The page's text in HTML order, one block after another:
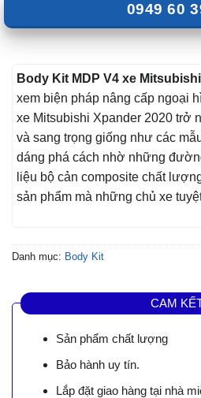
0949 60
Body Kit MDP V4 xe
xem biện pháp nâng cấp ngoại
xe Mitsubishi Xpander 2020 trở
và sang trọng giống như các
dáng phá cách nhờ những
liệu bộ cản composite chất
sản phẩm mà những chủ xe
Danh mục: Body Kit
CAM
Sản phẩm chất lượng
Bảo hành uy tín.
Lắp đặt giao hàng tại nhà